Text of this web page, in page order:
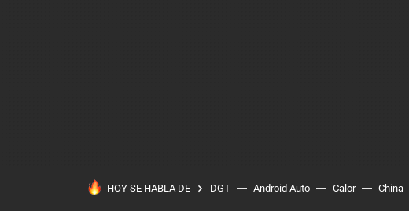
HOY SE HABLA DE DGT Android Auto Calor China